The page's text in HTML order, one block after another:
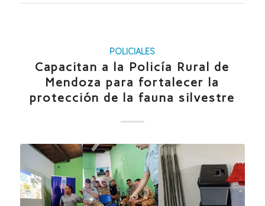
POLICIALES
Capacitan a la Policía Rural de
Mendoza para fortalecer la
protección de la fauna silvestre